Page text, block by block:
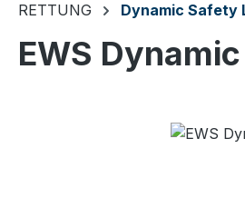
RETTUNG Dynamic Safety
EWS